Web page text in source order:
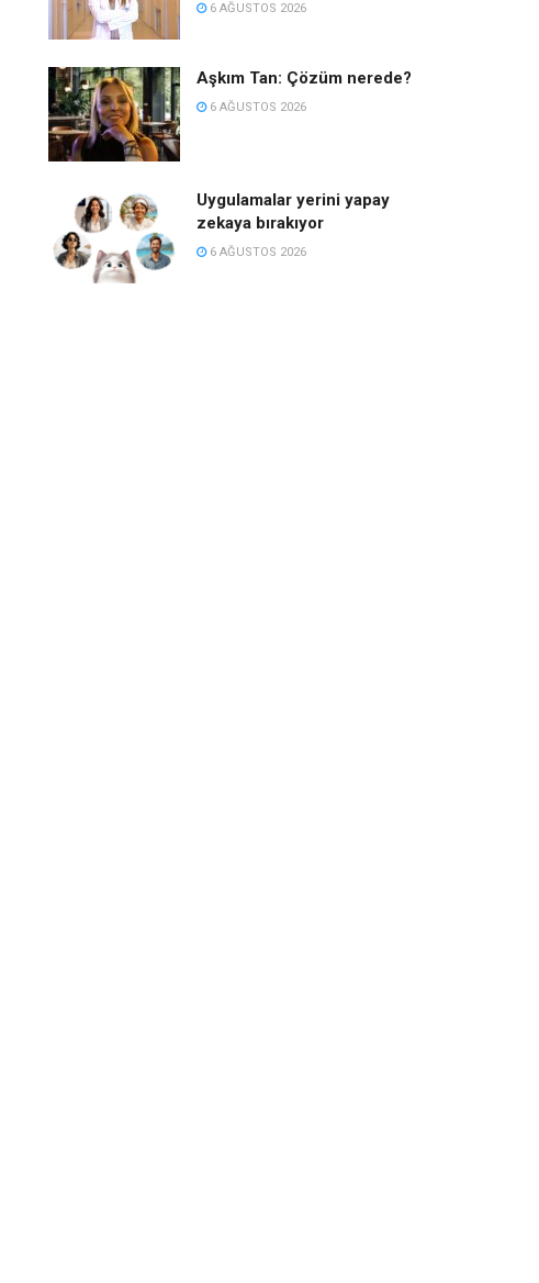
6 AĞUSTOS 2026
Aşkım Tan: Çözüm nerede?
6 AĞUSTOS 2026
Uygulamalar yerini yapay
zekaya bırakıyor
6 AĞUSTOS 2026